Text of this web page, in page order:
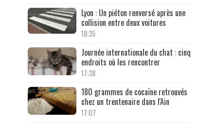
Lyon : Un piéton renversé après une
collision entre deux voitures
18:35
Journée internationale du chat : cinq
endroits où les rencontrer
17:38
180 grammes de cocaïne retrouvés
chez un trentenaire dans l'Ain
17:07